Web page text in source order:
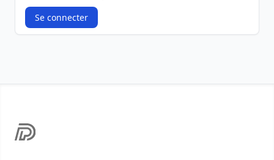
Se connecter